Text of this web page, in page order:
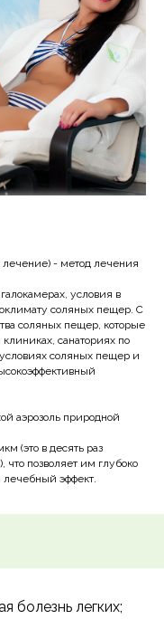
лечение) - метод лечения
условия в
соляных пещер. С
соляных пещер, которые
санаториях по
соляных пещер и
аэрозоль природной
(это в десять раз
позволяет им глубоко
лечебный эффект.
болезнь легких;